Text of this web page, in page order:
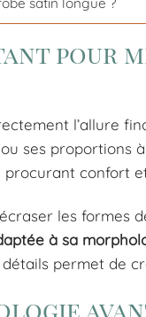
pour
l’allure
ses proportions
confort
les formes
à sa
permet de